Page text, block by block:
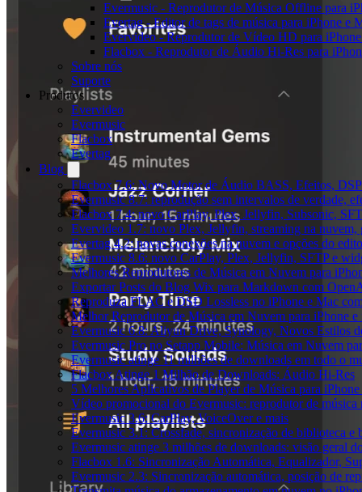
Evermusic - Reprodutor de Música Offline para
Evertag - Editor de tags de música para iPhone e
Evervideo - Reprodutor de Vídeo HD para
Flacbox - Reprodutor de Áudio Hi-Res para
Sobre nós
Suporte
Produtos
Evervideo
Evermusic
Flacbox
Evertag
Blog
Flacbox 7.6: Novo Motor de Áudio BASS, Efeitos,
Evermusic 8.7: reprodução sem intervalos de verdade,
Flacbox 7.4: novo CarPlay, Plex, Jellyfin, Subsonic,
Evervideo 1.7: novo Plex, Jellyfin, streaming na nuvem,
Evertag 4.2: novas conexões na nuvem e opções do
Evermusic 8.6: novo CarPlay, Plex, Jellyfin, SFTP e
Melhores Reprodutores de Música em Nuvem para
Exportar Posts do Blog Wix para Markdown com
Reproduza FLAC e DSD Lossless no iPhone e Mac
Melhor Reprodutor de Música em Nuvem para iPhone e
Evermusic 6.8: Aliyun Drive, Synology, Novos Estilos
Evermusic Pro no Setapp Mobile: Música em Nuvem
Evermusic atinge 11 milhões de downloads em todo o
Flacbox Atinge 1 Milhão de Downloads: Áudio Hi-Res
5 Melhores Aplicativos de Player de Música para
Vídeo promocional do Evermusic: reprodutor de música
Evermusic 3.6: CarPlay, VoiceOver e mais
Evermusic 3.1: Crossfade, sincronização de biblioteca e
Evermusic atinge 3 milhões de downloads: visão geral
Flacbox 1.6: Sincronização Automática, Equalizador,
Evermusic 2.3: Sincronização automática, posição de